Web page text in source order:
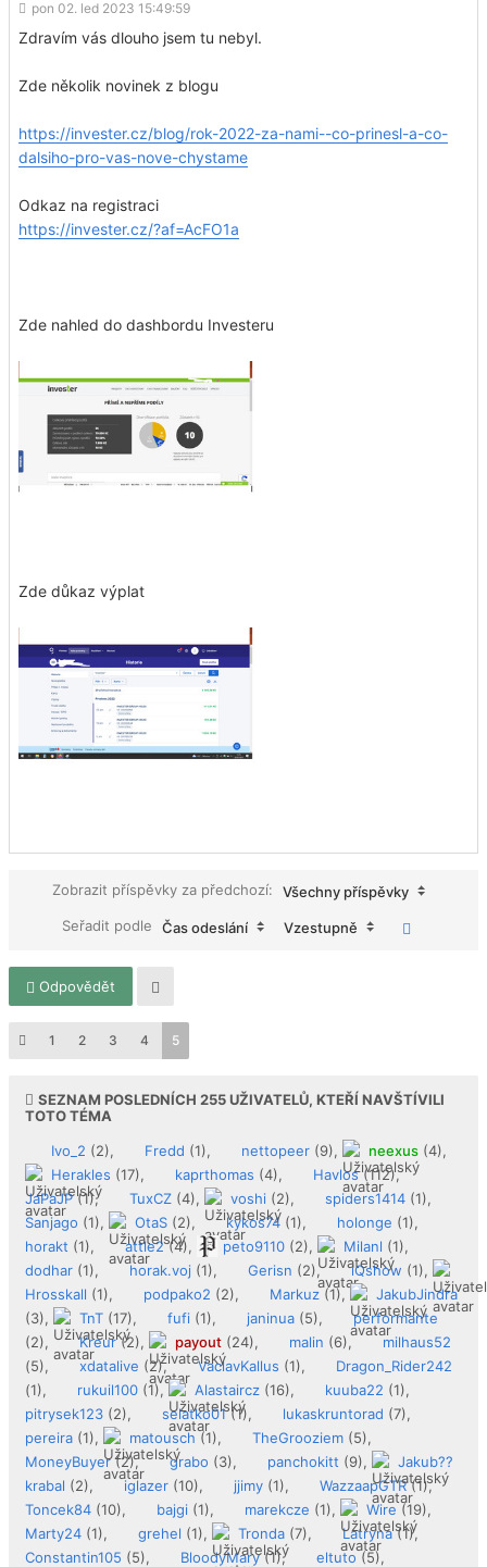
pon 02. led 2023 15:49:59
Zdravím vás dlouho jsem tu nebyl.
Zde několik novinek z blogu
https://invester.cz/blog/rok-2022-za-nami--co-prinesl-a-co-
dalsiho-pro-vas-nove-chystame
Odkaz na registraci
https://invester.cz/?af=AcFO1a
Zde nahled do dashbordu Investeru
Zde důkaz výplat
Zobrazit příspěvky za předchozí:
Všechny příspěvky
Seřadit podle
Čas odeslání Vzestupně
Odpovědět
1 2 3 4 5
SEZNAM POSLEDNÍCH 255UŽIVATELŮ, KTEŘÍ NAVŠTÍVILI
TOTO TÉMA
Ivo_2 (2), Fredd (1), nettopeer (9), neexus (4),
Herakles (17), kaprthomas (4), Havlos(112),
JaPaJP(1), TuxCZ (4), voshi (2), spiders1414 (1),
Sanjago (1), OtaS (2), kykos74 (1), holonge (1),
horakt (1), attle2(4), peto9110 (2), Milanl (1),
dodhar (1), horak.voj (1), Gerisn (2), iQshow (1),
Hrosskall (1), podpako2 (2), Markuz(1),
JakubJindra
(3),
TnT (17), fufi (1), janinua (5),
performante
(2),
Kreur(2), payout (24), malin (6),
milhaus52
(5),
xdatalive (2), VaclavKallus (1),
Dragon_Rider242
(1),
rukuil100 (1), Alastaircz (16), kuuba22 (1),
pitrysek123 (2), selatko01(1), lukaskruntorad (7),
pereira (1), matousch(1), TheGrooziem (5),
MoneyBuyer(2), grabo (3), panchokitt (9),
Jakub??
krabal (2), iglazer (10), jjimy (1), WazzaapGTR(1),
Toncek84 (10), bajgi (1), marekcze (1), Wire(19),
Marty24 (1), grehel (1), Tronda (7), Latryna(1),
Constantin105 (5), BloodyMary(1), eltuto(5),